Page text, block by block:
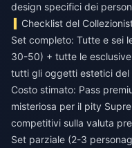
design specifici dei
Checklist del
Set completo: Tutte e sei
30-50) + tutte le
tutti gli oggetti estetici
Costo stimato: Pass
misteriosa per il pity
competitivi sulla valuta
Set parziale (2-3